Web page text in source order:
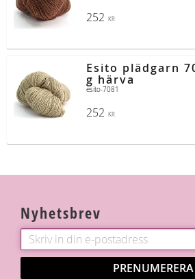
252 KR
Esito plädgarn
g härva
esito-7081
252 KR
Nyhetsbrev
PRENUMERERA